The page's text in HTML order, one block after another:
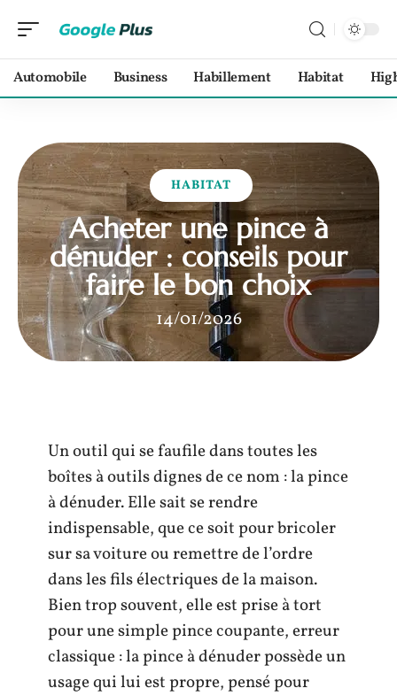
Automobile Business Habillement Habitat
HABITAT
Acheter une pince à
dénuder : conseils pour
faire le bon choix
14/01/2026
Un outil qui se faufile dans toutes les
boîtes à outils dignes de ce nom : la pince
à dénuder. Elle sait se rendre
indispensable, que ce soit pour bricoler
sur sa voiture ou remettre de l’ordre
dans les fils électriques de la maison.
Bien trop souvent, elle est prise à tort
pour une simple pince coupante, erreur
classique : la pince à dénuder possède un
usage qui lui est propre, pensé pour